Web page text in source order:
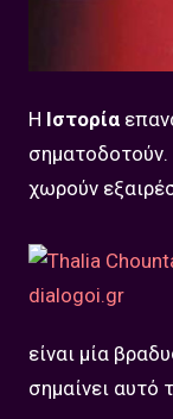
Η Ιστορία
σηματοδοτούν.
χωρούν
είναι μία
σημαίνει αυτό